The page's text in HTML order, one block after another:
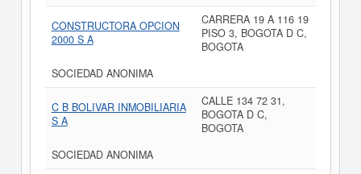
CONSTRUCTORA OPCION
2000 S A
CARRERA 19 A 116 19
PISO 3, BOGOTA D C,
BOGOTA
SOCIEDAD ANONIMA
C B BOLIVAR INMOBILIARIA
S A
CALLE 134 72 31,
BOGOTA D C,
BOGOTA
SOCIEDAD ANONIMA